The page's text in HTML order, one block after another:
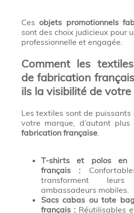
Cesobjets promotionnels
sont des choix judicieux pour
professionnelle et engagée.
Comment les
de fabrication
ils la visibilité de votre
Les textiles sont de
votre marque, d’autant plus
fabrication française.
T-shirts et polos en
français :
transforment
ambassadeurs mobiles.
Sacs cabas ou tote
français :Réutilisables